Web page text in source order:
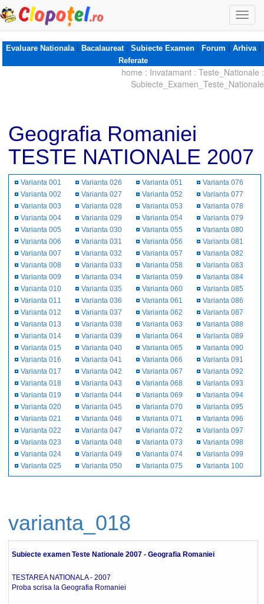
Evaluare Nationala| Bacalaureat| Subiecte Examen| Forum | Arhiva|
Referate
home : Invatamant : Teste_Nationale :
Subiecte_Examen_Teste_Nationale
Geografia Romaniei
TESTE NATIONALE 2007
Varianta 001
Varianta 002
Varianta 003
Varianta 004
Varianta 005
Varianta 006
Varianta 007
Varianta 008
Varianta 009
Varianta 010
Varianta 011
Varianta 012
Varianta 013
Varianta 014
Varianta 015
Varianta 016
Varianta 017
Varianta 018
Varianta 019
Varianta 020
Varianta 021
Varianta 022
Varianta 023
Varianta 024
Varianta 025
Varianta 026
Varianta 027
Varianta 028
Varianta 029
Varianta 030
Varianta 031
Varianta 032
Varianta 033
Varianta 034
Varianta 035
Varianta 036
Varianta 037
Varianta 038
Varianta 039
Varianta 040
Varianta 041
Varianta 042
Varianta 043
Varianta 044
Varianta 045
Varianta 046
Varianta 047
Varianta 048
Varianta 049
Varianta 050
Varianta 051
Varianta 052
Varianta 053
Varianta 054
Varianta 055
Varianta 056
Varianta 057
Varianta 058
Varianta 059
Varianta 060
Varianta 061
Varianta 062
Varianta 063
Varianta 064
Varianta 065
Varianta 066
Varianta 067
Varianta 068
Varianta 069
Varianta 070
Varianta 071
Varianta 072
Varianta 073
Varianta 074
Varianta 075
Varianta 076
Varianta 077
Varianta 078
Varianta 079
Varianta 080
Varianta 081
Varianta 082
Varianta 083
Varianta 084
Varianta 085
Varianta 086
Varianta 087
Varianta 088
Varianta 089
Varianta 090
Varianta 091
Varianta 092
Varianta 093
Varianta 094
Varianta 095
Varianta 096
Varianta 097
Varianta 098
Varianta 099
Varianta 100
varianta_018
Subiecte examen Teste Nationale 2007 - Geografia Romaniei
TESTAREA NATIONALA - 2007
Proba scrisa la Geografia Romaniei